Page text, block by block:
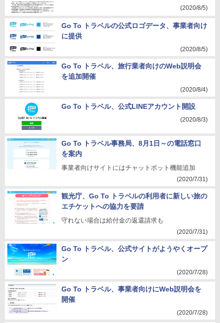
(2020/8/5)
Go To トラベルの公式ロゴデータ、事業者向け
に提供
(2020/8/5)
Go To トラベル、旅行業者向けのWeb説明会
を追加開催
(2020/8/4)
Go To トラベル、公式LINEアカウント開設
(2020/8/3)
Go To トラベル事務局、8月1日～の電話窓口
を案内
事業者向けサイトにはチャットボット機能追加
(2020/7/31)
観光庁、Go To トラベルの利用者に新しい旅の
エチケットへの協力を要請
守れない場合は給付金の返還請求も
(2020/7/31)
Go To トラベル、公式サイトがようやくオープ
ン
(2020/7/28)
Go To トラベル、事業者向けにWeb説明会を
開催
(2020/7/28)